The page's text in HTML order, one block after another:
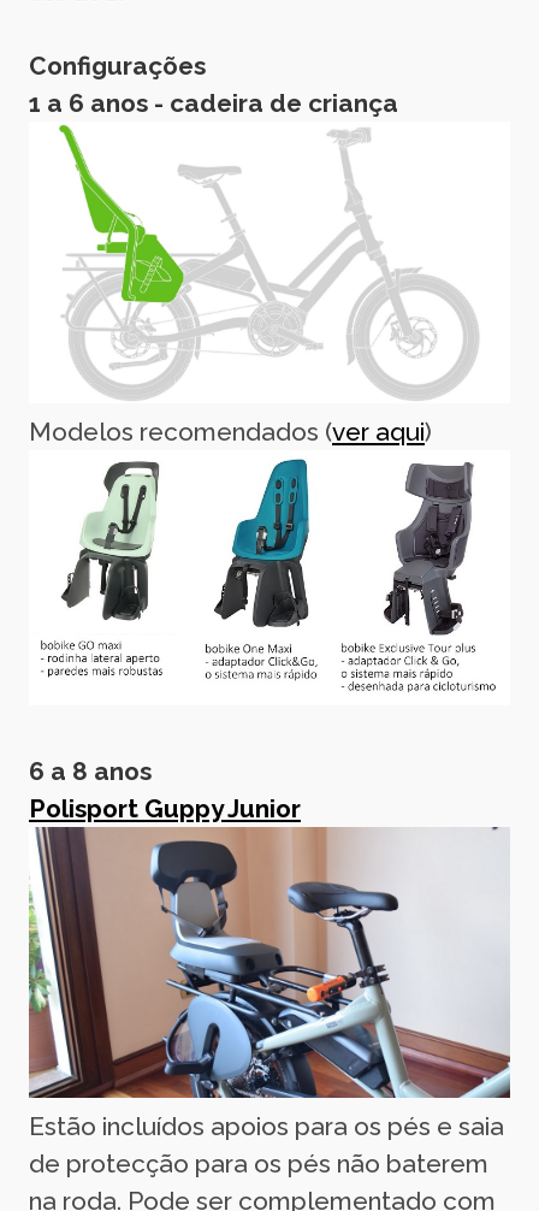
Configurações
1 a 6 anos - cadeira de criança
Modelos recomendados (ver aqui)
6 a 8 anos
Polisport Guppy Junior
Estão incluídos apoios para os pés e saia
de protecção para os pés não baterem
na roda. Pode ser complementado com